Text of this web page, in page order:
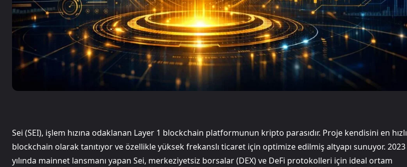
Sei (SEI), işlem hızına odaklanan Layer 1 blockchain platformunun kripto parasıdır. Proje kendisini en hızlı
blockchain olarak tanıtıyor ve özellikle yüksek frekanslı ticaret için optimize edilmiş altyapı sunuyor. 2023
yılında mainnet lansmanı yapan Sei, merkeziyetsiz borsalar (DEX) ve DeFi protokolleri için ideal ortam